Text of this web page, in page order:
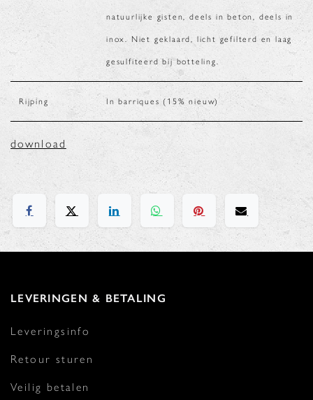
natuurlijke gisten, deels in beton, deels in
inox. Niet geklaard, licht gefilterd en laag
gesulfiteerd bij botteling.
Rijping In barriques (15% nieuw)
download
LEVERINGEN & BETALING
Leveringsinfo
Retour sturen
Veilig betalen